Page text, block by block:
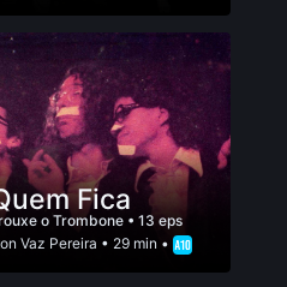
Fica
o Trombone • 13 eps
Vaz Pereira • 29 min •